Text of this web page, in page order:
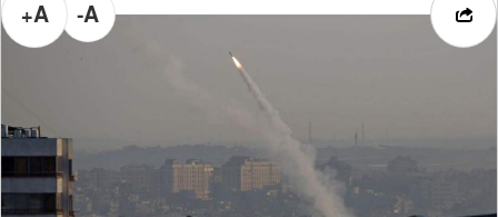
A-
A+